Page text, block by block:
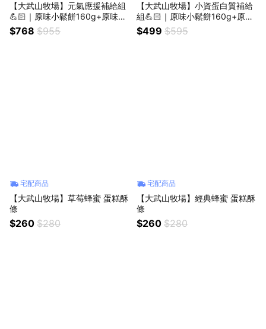
【大武山牧場】元氣應援補給組
💪🏻｜原味小鬆餅160g+原味酥
條150g+原味茶葉蛋10入x2＋辣
味茶葉蛋6入x1
$768 $955
【大武山牧場】小資蛋白質補給
組💪🏻｜原味小鬆餅160g+原味
茶葉蛋10入＋辣味茶葉蛋6入
$499 $595
宅配商品
【大武山牧場】草莓蜂蜜 蛋糕酥
條
$260 $280
宅配商品
【大武山牧場】經典蜂蜜 蛋糕酥
條
$260 $280